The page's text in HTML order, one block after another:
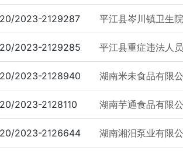
20/2023-2129287 平江县岑川镇卫生
20/2023-2129285 平江县重症违法人
20/2023-2128940 湖南米未食品有限
20/2023-2128110 湖南芋通食品有限
20/2023-2126644 湖南湘汨泵业有限